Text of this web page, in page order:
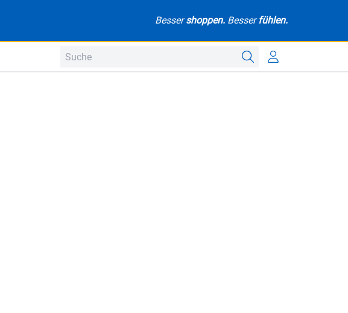
Bessershoppen. Besserfühlen.